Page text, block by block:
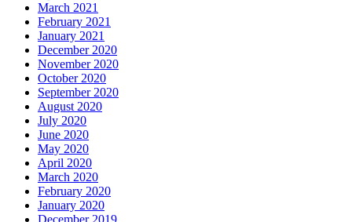
March 2021
February 2021
January 2021
December 2020
November 2020
October 2020
September 2020
August 2020
July 2020
June 2020
May 2020
April 2020
March 2020
February 2020
January 2020